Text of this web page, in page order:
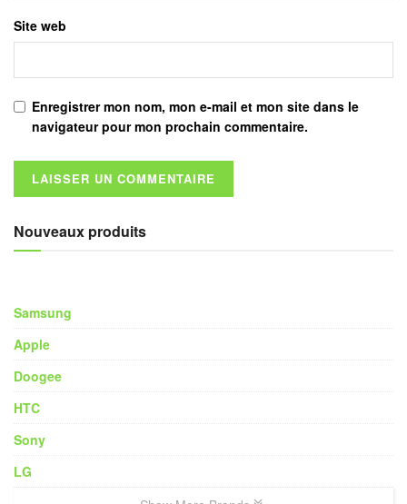
Site web
Enregistrer mon nom, mon e-mail et mon site dans le
navigateur pour mon prochain commentaire.
Nouveaux produits
Samsung
Apple
Doogee
HTC
Sony
LG